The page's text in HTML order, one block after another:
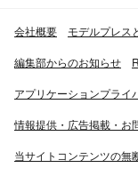
会社概要 モデルプレス
編集部からのお知らせ
アプリケーションプライ
情報提供・広告掲載・お
当サイトコンテンツの無